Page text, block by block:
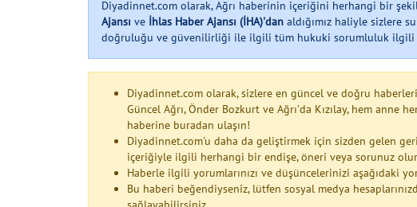
Diyadinnet.com olarak, Ağrı haberinin içeriğini herhangi bir
Ajansı ve İhlas Haber Ajansı (İHA)'dan aldığımız haliyle sizlere
doğruluğu ve güvenilirliği ile ilgili tüm hukuki sorumluluk ilgili
Diyadinnet.com olarak, sizlere en güncel ve doğru
Güncel Ağrı, Önder Bozkurt ve Ağrı'da Kızılay, hem anne
haberine buradan ulaşın!
Diyadinnet.com'u daha da geliştirmek için sizden gelen
içeriğiyle ilgili herhangi bir endişe, öneri veya sorunuz
Haberle ilgili yorumlarınızı ve düşüncelerinizi aşağıdaki
Bu haberi beğendiyseniz, lütfen sosyal medya